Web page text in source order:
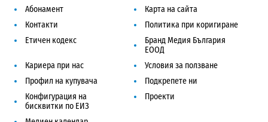
Абонамент
Карта на сайта
Контакти
Политика при коригиране
Етичен кодекс
Бранд Медия България
ЕООД
Кариера при нас
Условия за ползване
Профил на купувача
Подкрепете ни
Конфигурация на
бисквитки по ЕИЗ
Проекти